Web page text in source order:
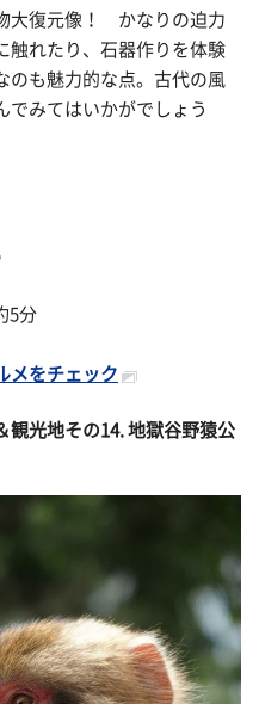
大復元像！ かなりの迫力
触れたり、石器作りを体験
のも魅力的な点。古代の風
でみてはいかがでしょう
5分
メをチェック
観光地その14. 地獄谷野猿公